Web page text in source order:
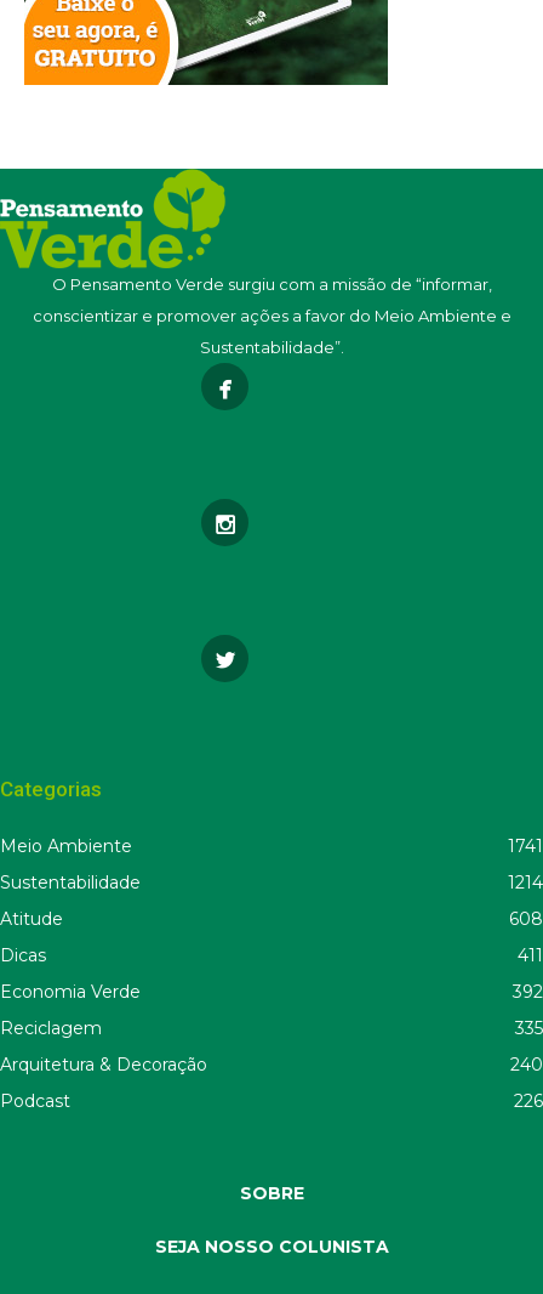
O Pensamento Verde surgiu com a missão de “informar,
conscientizar e promover ações a favor do Meio Ambiente e
Sustentabilidade”.
Categorias
Meio Ambiente
1741
Sustentabilidade
1214
Atitude
608
Dicas
411
Economia Verde
392
Reciclagem
335
Arquitetura & Decoração
240
Podcast
226
SOBRE
SEJA NOSSO COLUNISTA